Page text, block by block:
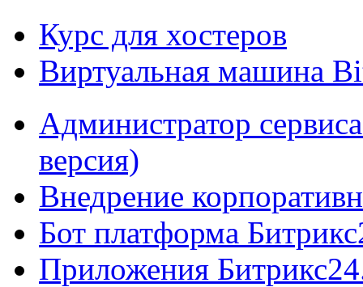
Курс для хостеров
Виртуальная машина
Администратор
версия)
Внедрение
Бот платформа
Приложения